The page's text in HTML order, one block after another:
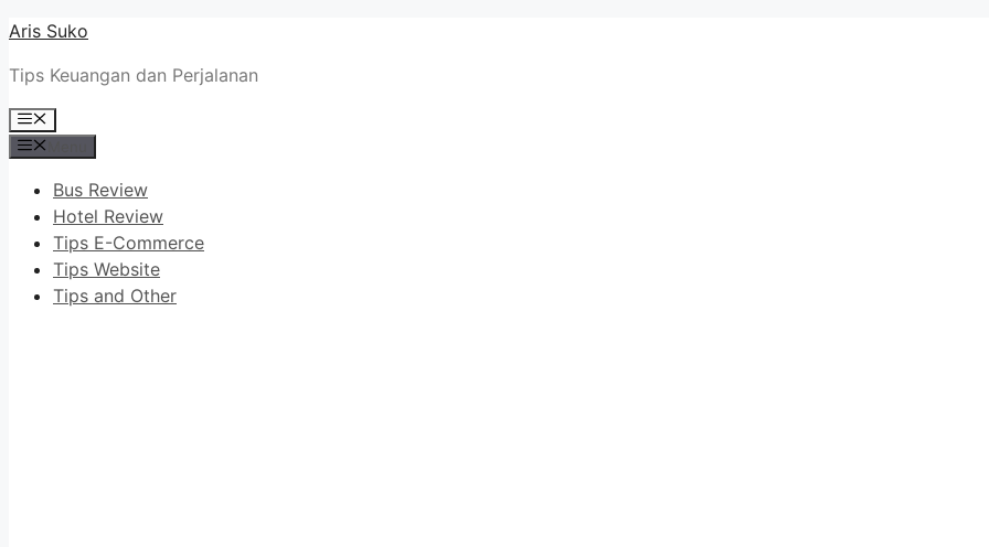
Skip
content
Aris Suko
Tips Keuangan dan Perjalanan
Menu
Bus Review
Hotel Review
Tips E-Commerce
Tips Website
Tips and Other